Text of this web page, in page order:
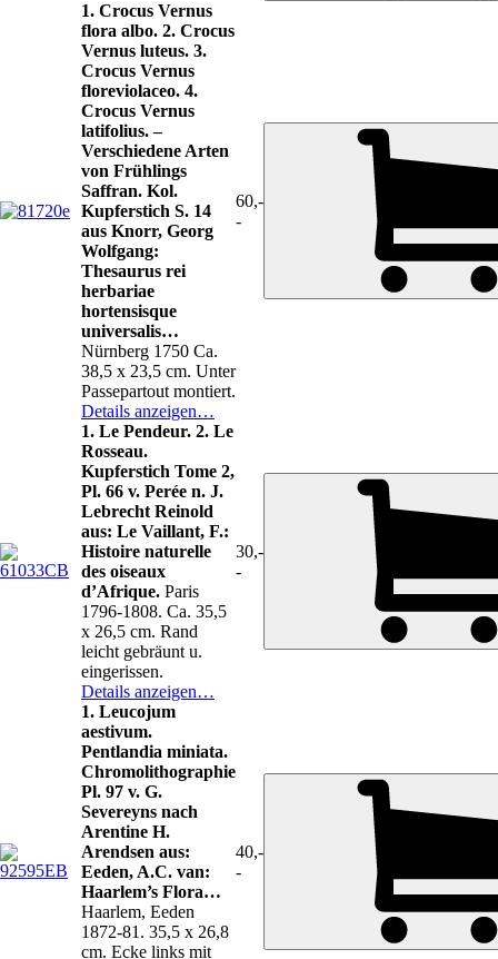
1. Crocus Vernus
flora albo. 2. Crocus
Vernus luteus. 3.
Crocus Vernus
floreviolaceo. 4.
Crocus Vernus
latifolius. –
Verschiedene Arten
von Frühlings
Saffran. Kol.
Kupferstich S. 14
aus Knorr, Georg
Wolfgang:
Thesaurus rei
herbariae
hortensisque
universalis…
Nürnberg 1750 Ca.
38,5 x 23,5 cm. Unter
Passepartout montiert.
Details anzeigen…
60,-
-
1. Le Pendeur. 2. Le
Rosseau.
Kupferstich Tome 2,
Pl. 66 v. Perée n. J.
Lebrecht Reinold
aus: Le Vaillant, F.:
Histoire naturelle
des oiseaux
d’Afrique. Paris
1796-1808. Ca. 35,5
x 26,5 cm. Rand
leicht gebräunt u.
eingerissen.
Details anzeigen…
30,-
-
1. Leucojum
aestivum.
Pentlandia miniata.
Chromolithographie
Pl. 97 v. G.
Severeyns nach
Arentine H.
Arendsen aus:
Eeden, A.C. van:
Haarlem’s Flora…
Haarlem, Eeden
1872-81. 35,5 x 26,8
cm. Ecke links mit
40,-
-